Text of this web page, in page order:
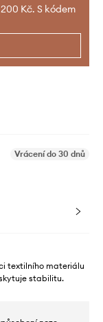
Kč. S kódem
Vrácení do 30 dnů
textilního materiálu
stabilitu.